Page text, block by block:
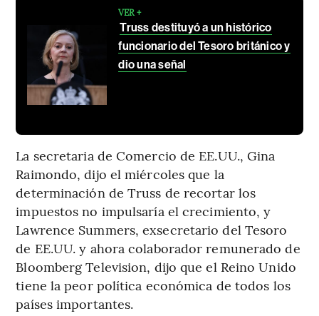
VER +
Truss destituyó a un histórico
funcionario del Tesoro británico y
dio una señal
La secretaria de Comercio de EE.UU., Gina
Raimondo, dijo el miércoles que la
determinación de Truss de recortar los
impuestos no impulsaría el crecimiento, y
Lawrence Summers, exsecretario del Tesoro
de EE.UU. y ahora colaborador remunerado de
Bloomberg Television, dijo que el Reino Unido
tiene la peor política económica de todos los
países importantes.